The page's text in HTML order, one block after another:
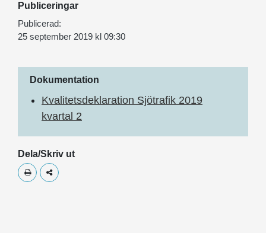
Publiceringar
Publicerad:
25 september 2019 kl 09:30
Dokumentation
Kvalitetsdeklaration Sjötrafik 2019
kvartal 2
Dela/Skriv ut
Skriv utDela